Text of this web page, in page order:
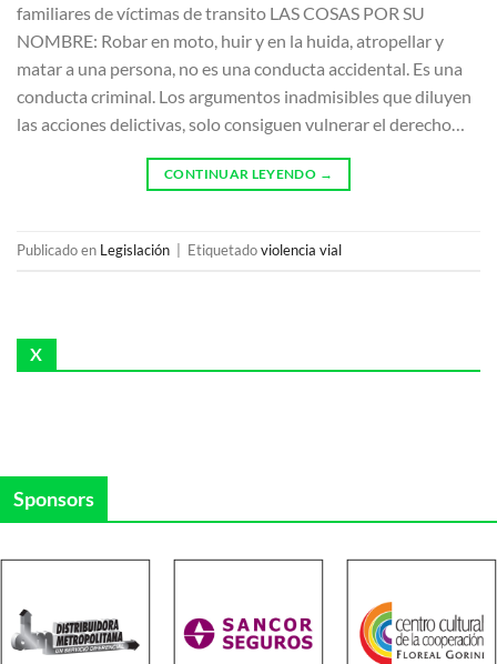
familiares de víctimas de transito LAS COSAS POR SU
NOMBRE: Robar en moto, huir y en la huida, atropellar y
matar a una persona, no es una conducta accidental. Es una
conducta criminal. Los argumentos inadmisibles que diluyen
las acciones delictivas, solo consiguen vulnerar el derecho…
CONTINUAR LEYENDO →
Publicado en Legislación Etiquetadoviolencia vial
X
Sponsors